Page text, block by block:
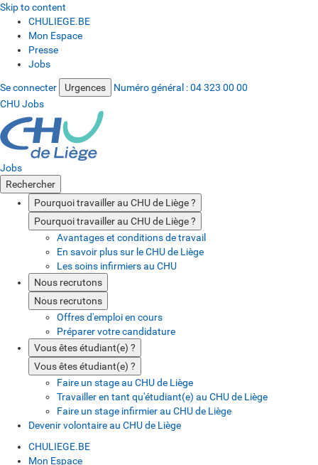
Skip to content
CHULIEGE.BE
Mon Espace
Presse
Jobs
Se connecter Urgences Numéro général :04 323 00 00
CHU Jobs
Jobs
Rechercher
Pourquoi travailler au CHU de Liège ?
Pourquoi travailler au CHU de Liège ?
Avantages et conditions de travail
En savoir plus sur le CHU de Liège
Les soins infirmiers au CHU
Nous recrutons
Nous recrutons
Offres d'emploi en cours
Préparer votre candidature
Vous êtes étudiant(e) ?
Vous êtes étudiant(e) ?
Faire un stage au CHU de Liège
Travailler en tant qu'étudiant(e) au CHU de Liège
Faire un stage infirmier au CHU de Liège
Devenir volontaire au CHU de Liège
CHULIEGE.BE
Mon Espace